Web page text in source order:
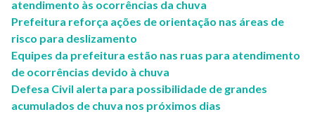
atendimento às ocorrências da chuva
Prefeitura reforça ações de orientação nas áreas de
risco para deslizamento
Equipes da prefeitura estão nas ruas para atendimento
de ocorrências devido à chuva
Defesa Civil alerta para possibilidade de grandes
acumulados de chuva nos próximos dias